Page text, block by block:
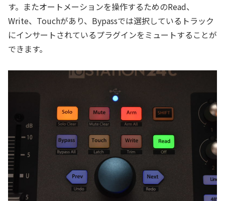
す。またオートメーションを操作するためのRead、
Write、Touchがあり、Bypassでは選択しているトラック
にインサートされているプラグインをミュートすることが
できます。